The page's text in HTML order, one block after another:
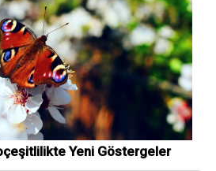
Yeni Göstergeler